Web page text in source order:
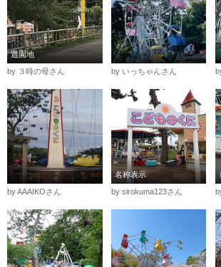
遊園地
by ３時の母さん
by いっちゃんさん
by AAAIKOさん
名称表示
by sirokuma123さん